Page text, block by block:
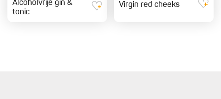
Alcoholvrije gin &
tonic
Virgin red cheeks